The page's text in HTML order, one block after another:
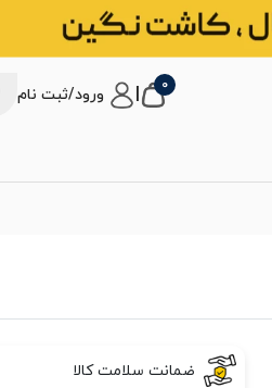
0 ورود/ثبت نام
ضمانت سلامت کالا